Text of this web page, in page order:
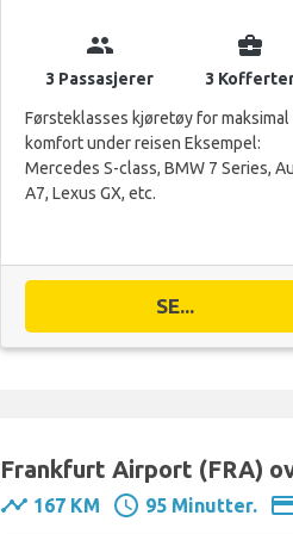
group
3 Passasjerer
business_center
3
Førsteklasses kjøretøy for maksimal
komfort under reisen Eksempel:
Mercedes S-class, BMW 7 Series,
A7, Lexus GX, etc.
SE...
Frankfurt Airport (FRA)
timeline 167 KM schedule 95 Minutter.